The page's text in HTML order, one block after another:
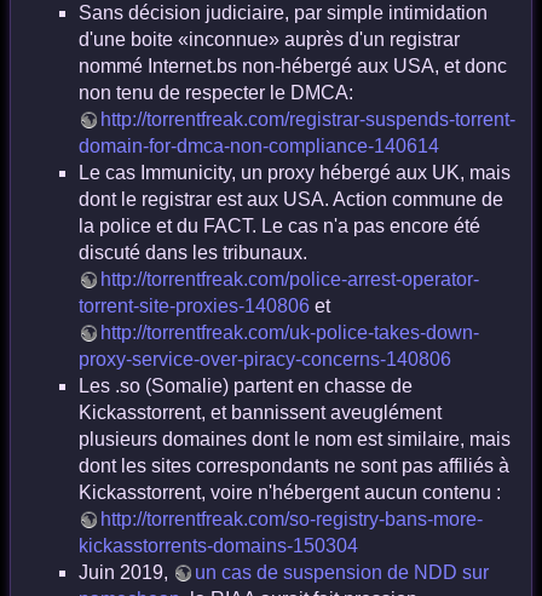
Sans décision judiciaire, par simple intimidation
d'une boite «inconnue» auprès d'un registrar
nommé Internet.bs non-hébergé aux USA, et donc
non tenu de respecter le DMCA:
http://torrentfreak.com/registrar-suspends-torrent-
domain-for-dmca-non-compliance-140614
Le cas Immunicity, un proxy hébergé aux UK, mais
dont le registrar est aux USA. Action commune de
la police et du FACT. Le cas n'a pas encore été
discuté dans les tribunaux.
http://torrentfreak.com/police-arrest-operator-
torrent-site-proxies-140806 et
http://torrentfreak.com/uk-police-takes-down-
proxy-service-over-piracy-concerns-140806
Les .so (Somalie) partent en chasse de
Kickasstorrent, et bannissent aveuglément
plusieurs domaines dont le nom est similaire, mais
dont les sites correspondants ne sont pas affiliés à
Kickasstorrent, voire n'hébergent aucun contenu :
http://torrentfreak.com/so-registry-bans-more-
kickasstorrents-domains-150304
Juin 2019,
un cas de suspension de NDD sur